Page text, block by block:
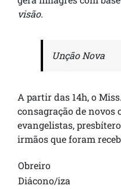
visão.
Unção Nova
A partir das 14h, o
consagração de novos
evangelistas,
irmãos que foram
Obreiro
Diácono/iza